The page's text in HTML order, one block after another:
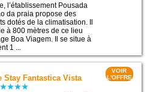
l’établissement Pousada
da praia propose des
dotés de la climatisation. Il
à 800 mètres de ce lieu
Boa Viagem. Il se situe à
1 ...
Stay Fantastica Vista
VOIR
L'OFFRE